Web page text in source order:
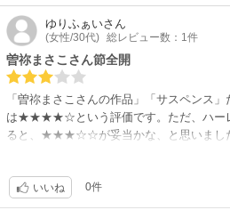
ゆりふぁいさん
(女性/30代) 総レビュー数：1件
曽祢まさこさん節全開
「曽祢まさこさんの作品」「サスペンス
は★★★★☆という評価です。ただ、ハー
ると、★★★☆☆が妥当かな、と思いまし
いいね 0件